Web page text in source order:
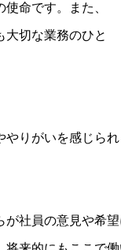
命です。また、
大切な業務のひと
りがいを感じら
社員の意見や希